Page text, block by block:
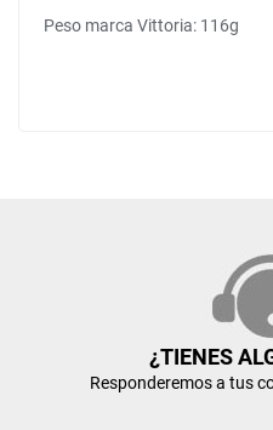
Peso marca Vittoria: 116g
¿TIENES
Responderemos a tus